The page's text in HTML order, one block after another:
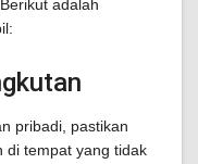
adalah
pribadi, pastikan
di tempat yang tidak